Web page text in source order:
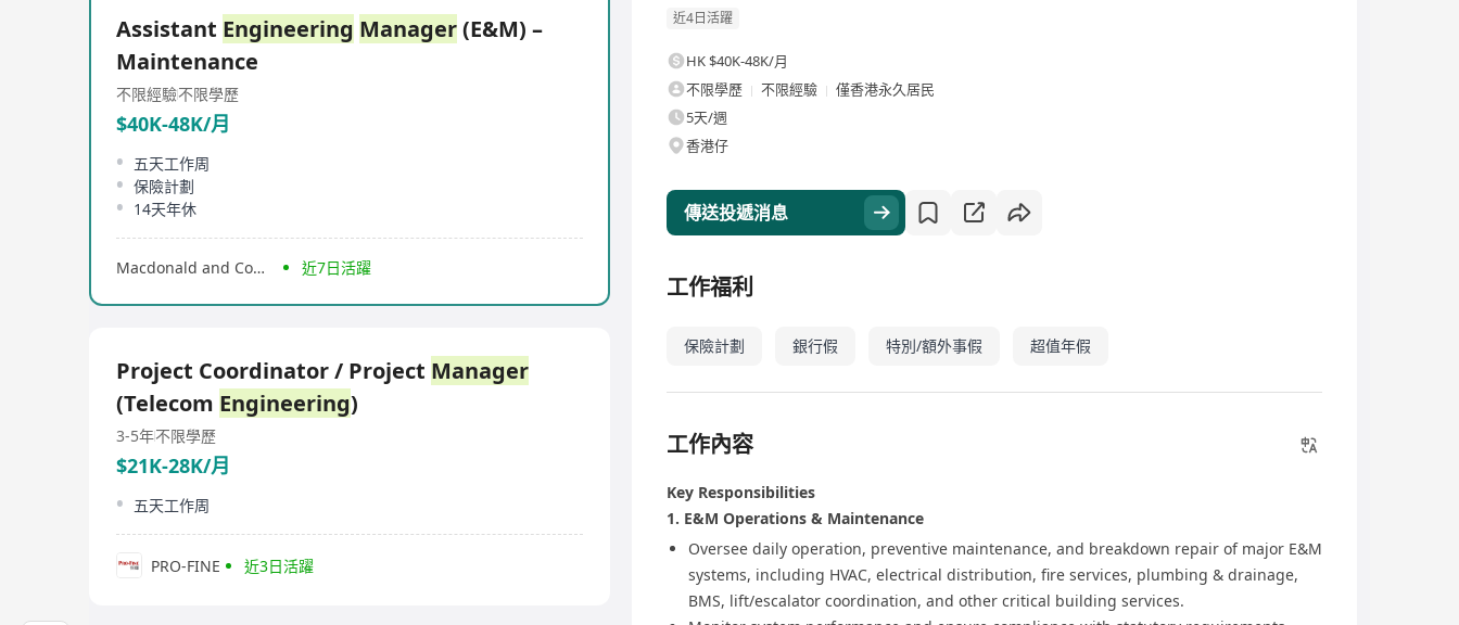
Assistant Engineering Manager(E&M) –
Maintenance
不限經驗不限學歷
$40K-48K/月
五天工作周
保險計劃
14天年休
Macdonald and Company 近7日活躍
Project Coordinator / Project Manager
(Telecom Engineering)
3-5年不限學歷
$21K-28K/月
五天工作周
PRO-FINE 近3日活躍
近4日活躍
HK $40K-48K/月
不限學歷
不限經驗
僅香港永久居民
5天/週
香港仔
傳送投遞消息
工作福利
保險計劃 銀行假 特別/額外事假 超值年假
工作內容
Key Responsibilities
1. E&M Operations & Maintenance
Oversee daily operation, preventive maintenance, and breakdown repair of major E&M
systems, including HVAC, electrical distribution, fire services, plumbing & drainage,
BMS, lift/escalator coordination, and other critical building services.